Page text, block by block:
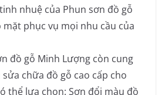
nhuệ của Phun sơn đồ gỗ
mặt phục vụ mọi nhu cầu của
đồ gỗ Minh Lượng còn cung
chữa đồ gỗ cao cấp cho
thể lựa chọn: Sơn đổi màu đồ